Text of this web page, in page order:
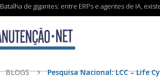
Batalha de gigantes: entre ERPs e agentes de IA,
BLOGS Pesquisa Nacional: LCC – Life